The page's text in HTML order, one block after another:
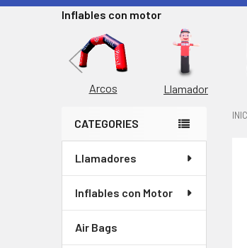
Inflables con motor
Arcos Llamador
Barra
lateral
CATEGORIES
Llamadores
Inflables con Motor
Air Bags